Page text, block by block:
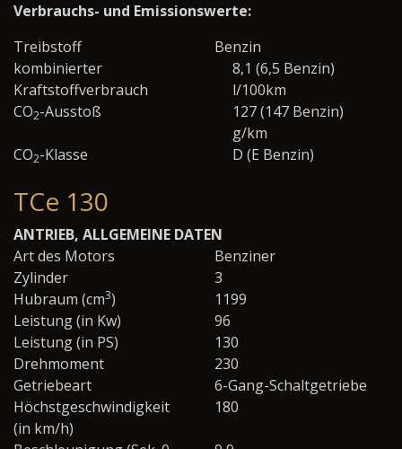
Verbrauchs- und Emissionswerte:
Treibstoff
Benzin
kombinierter
Kraftstoffverbrauch
8,1 (6,5 Benzin)
l/100km
CO2-Ausstoß
127 (147 Benzin)
g/km
CO2-Klasse D (E Benzin)
TCe 130
ANTRIEB, ALLGEMEINE DATEN
Art des Motors
Benziner
Zylinder
3
Hubraum (cm3)
1199
Leistung (in Kw)
96
Leistung (in PS)
130
Drehmoment
230
Getriebeart
6-Gang-Schaltgetriebe
Höchstgeschwindigkeit
(in km/h)
180